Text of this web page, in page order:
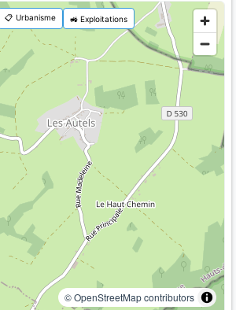
© OpenStreetMap contributors
📋 Urbanisme 🚜 Exploitations